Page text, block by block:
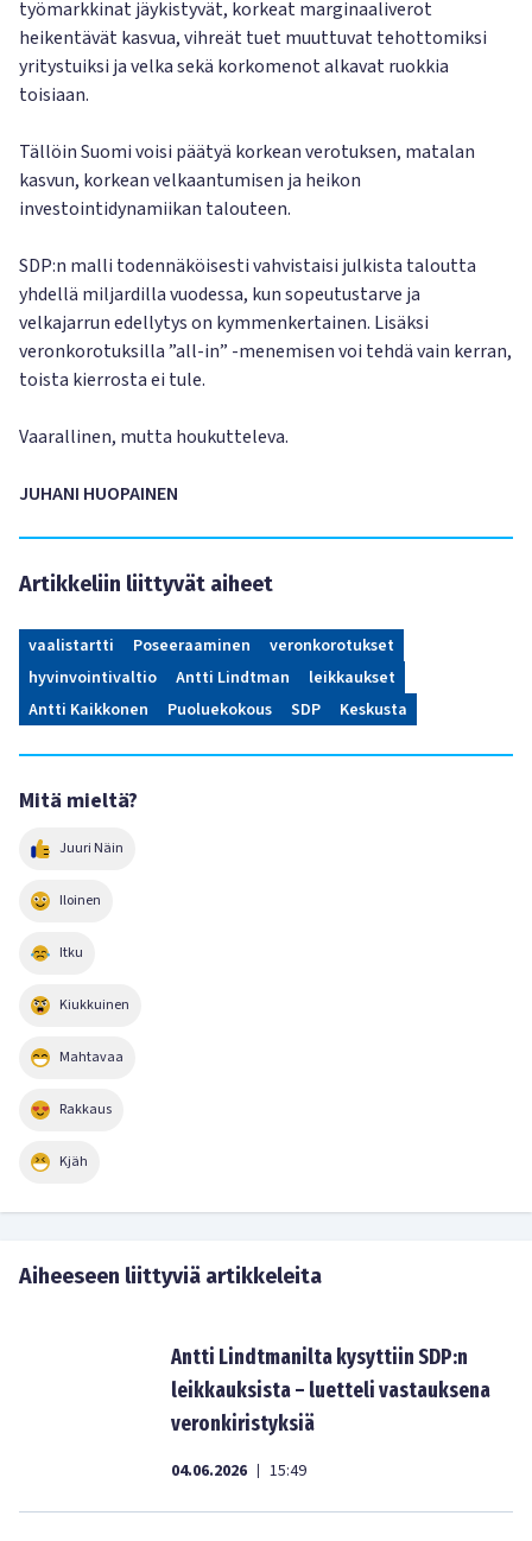
työmarkkinat jäykistyvät, korkeat marginaaliverot
heikentävät kasvua, vihreät tuet muuttuvat tehottomiksi
yritystuiksi ja velka sekä korkomenot alkavat ruokkia
toisiaan.
Tällöin Suomi voisi päätyä korkean verotuksen, matalan
kasvun, korkean velkaantumisen ja heikon
investointidynamiikan talouteen.
SDP:n malli todennäköisesti vahvistaisi julkista taloutta
yhdellä miljardilla vuodessa, kun sopeutustarve ja
velkajarrun edellytys on kymmenkertainen. Lisäksi
veronkorotuksilla ”all-in” -menemisen voi tehdä vain kerran,
toista kierrosta ei tule.
Vaarallinen, mutta houkutteleva.
JUHANI HUOPAINEN
Artikkeliin liittyvät aiheet
vaalistartti Poseeraaminen
veronkorotukset
hyvinvointivaltio
Antti Lindtman
leikkaukset
Antti Kaikkonen
Puoluekokous SDP Keskusta
Mitä mieltä?
Juuri Näin
Iloinen
Itku
Kiukkuinen
Mahtavaa
Rakkaus
Kjäh
Aiheeseen liittyviä artikkeleita
Antti Lindtmanilta kysyttiin SDP:n
leikkauksista – luetteli vastauksena
veronkiristyksiä
04.06.2026 | 15:49